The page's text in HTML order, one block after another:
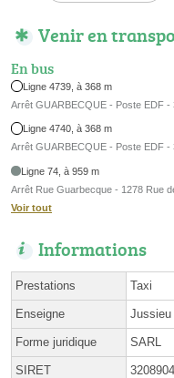
Venir en
En bus
Ligne 4739, à 368 m
Arrêt GUARBECQUE - Poste EDF
Ligne 4740, à 368 m
Arrêt GUARBECQUE - Poste EDF
Ligne 74, à 959 m
Arrêt Rue Guarbecque - 1278 Rue
Voir tout
Informations
Prestations Taxi
Enseigne Jussieu
Forme juridique SARL
SIRET